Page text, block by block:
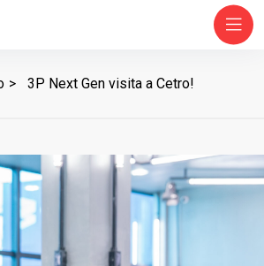
3P Next Gen visita a Cetro!